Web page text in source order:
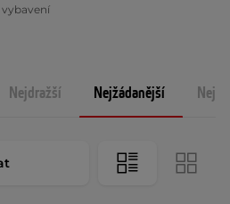
Nejdražší Nejžádanější